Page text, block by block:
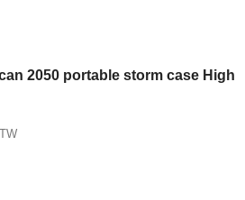
2050 portable storm case High